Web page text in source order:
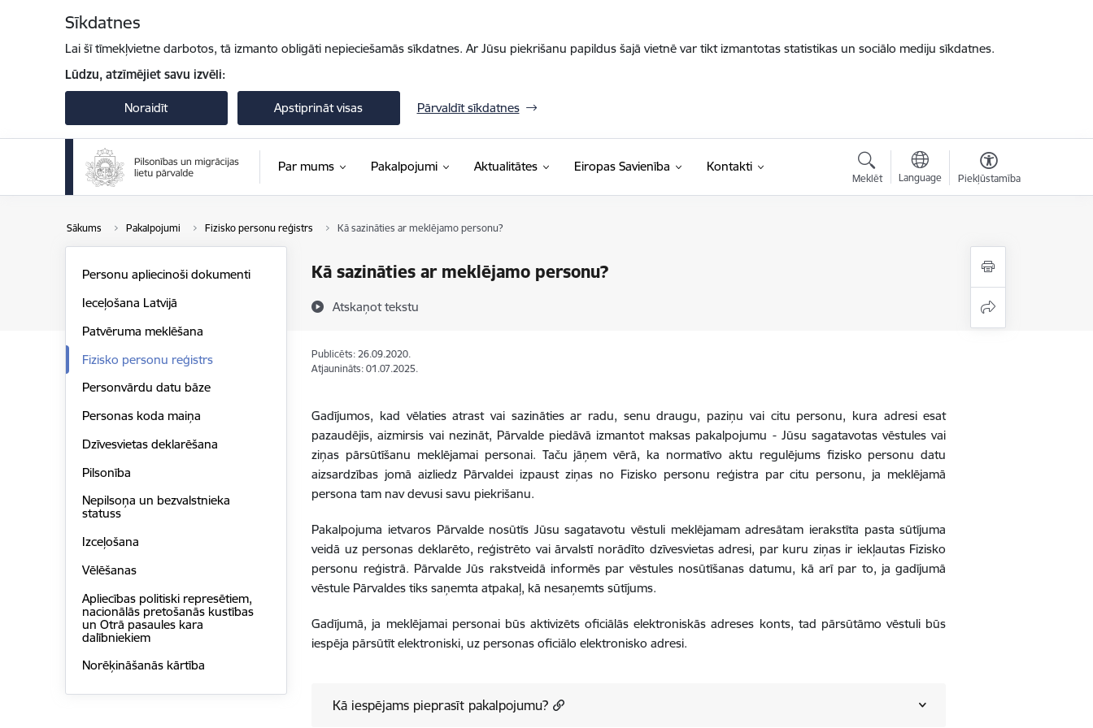
Sīkdatnes
Lai šī tīmekļvietne darbotos, tā izmanto obligāti nepieciešamās sīkdatnes. Ar Jūsu piekrišanu papildus šajā vietnē var tikt izmantotas statistikas un sociālo mediju sīkdatnes.
Lūdzu, atzīmējiet savu izvēli:
Noraidīt Apstiprināt visas Pārvaldīt sīkdatnes
Par mums Pakalpojumi Aktualitātes Eiropas Savienība Kontakti
Meklēt Language Piekļūstamība
Sākums Pakalpojumi Fizisko personu reģistrs Kā sazināties ar meklējamo personu?
Kā sazināties ar meklējamo personu?
Atskaņot tekstu
Personu apliecinoši dokumenti
Ieceļošana Latvijā
Patvēruma meklēšana
Fizisko personu reģistrs
Personvārdu datu bāze
Personas koda maiņa
Dzīvesvietas deklarēšana
Pilsonība
Nepilsoņa un bezvalstnieka
statuss
Izceļošana
Vēlēšanas
Apliecības politiski represētiem,
nacionālās pretošanās kustības
un Otrā pasaules kara
dalībniekiem
Norēķināšanās kārtība
Publicēts: 26.09.2020.
Atjaunināts: 01.07.2025.
Gadījumos, kad vēlaties atrast vai sazināties ar radu, senu draugu, paziņu vai citu personu, kura adresi esat
pazaudējis, aizmirsis vai nezināt, Pārvalde piedāvā izmantot maksas pakalpojumu - Jūsu sagatavotas vēstules vai
ziņas pārsūtīšanu meklējamai personai. Taču jāņem vērā, ka normatīvo aktu regulējums fizisko personu datu
aizsardzības jomā aizliedz Pārvaldei izpaust ziņas no Fizisko personu reģistra par citu personu, ja meklējamā
persona tam nav devusi savu piekrišanu.
Pakalpojuma ietvaros Pārvalde nosūtīs Jūsu sagatavotu vēstuli meklējamam adresātam ierakstīta pasta sūtījuma
veidā uz personas deklarēto, reģistrēto vai ārvalstī norādīto dzīvesvietas adresi, par kuru ziņas ir iekļautas Fizisko
personu reģistrā. Pārvalde Jūs rakstveidā informēs par vēstules nosūtīšanas datumu, kā arī par to, ja gadījumā
vēstule Pārvaldes tiks saņemta atpakaļ, kā nesaņemts sūtījums.
Gadījumā, ja meklējamai personai būs aktivizēts oficiālās elektroniskās adreses konts, tad pārsūtāmo vēstuli būs
iespēja pārsūtīt elektroniski, uz personas oficiālo elektronisko adresi.
Kā iespējams pieprasīt pakalpojumu?